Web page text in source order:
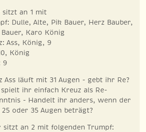
sitzt an 1 mit
Dulle, Alte, Pik Bauer, Herz Bauber,
Karo König
Ass, König, 9
König
9
Ass läuft mit 31 Augen - gebt ihr Re?
ihr einfach Kreuz als Re-
- Handelt ihr anders, wenn der
oder 35 Augen beträgt?
sitzt an 2 mit folgenden Trumpf: